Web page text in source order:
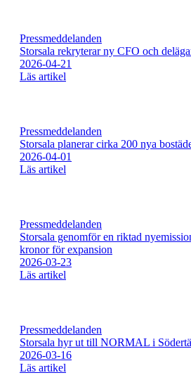
Pressmeddelanden
Storsala rekryterar ny CFO och
2026-04-21
Läs artikel
Pressmeddelanden
Storsala planerar cirka 200 nya
2026-04-01
Läs artikel
Pressmeddelanden
Storsala genomför en riktad
kronor för expansion
2026-03-23
Läs artikel
Pressmeddelanden
Storsala hyr ut till NORMAL i
2026-03-16
Läs artikel